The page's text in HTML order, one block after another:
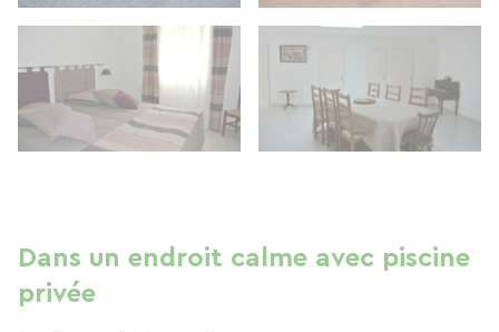
Dans un endroit calme avec piscine
privée